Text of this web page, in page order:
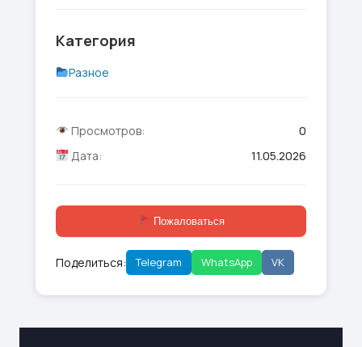
Категория
Разное
Просмотров:
0
Дата:
11.05.2026
Пожаловаться
Поделиться: Telegram WhatsApp VK